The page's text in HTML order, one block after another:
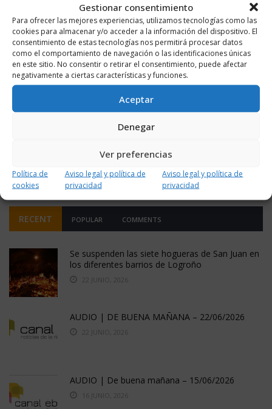
Gestionar consentimiento
Para ofrecer las mejores experiencias, utilizamos tecnologías como las
cookies para almacenar y/o acceder a la información del dispositivo. El
consentimiento de estas tecnologías nos permitirá procesar datos
como el comportamiento de navegación o las identificaciones únicas
en este sitio. No consentir o retirar el consentimiento, puede afectar
negativamente a ciertas características y funciones.
Aceptar
Denegar
Ver preferencias
Política de
cookies
Aviso legal y política de
privacidad
Aviso legal y política de
privacidad
20 JULIO, 2017 2272 0
Las campañas de sensibilización dirigidas a
dueños de animales de compañía llegan a más
para la adopción de mascotas, para el microchipado y para recogida
RECENT POPULAR COMMENTS
Se suspenden las siete hogueras de San Juan en
los diferentes barrios de Logroño
22 JUNIO, 2026
AUDIO | DE BUENA MAÑANA – 22/06/2026
22 JUNIO, 2026
AUDIO | De buena mañana – 15/06/2026
16 JUNIO, 2026